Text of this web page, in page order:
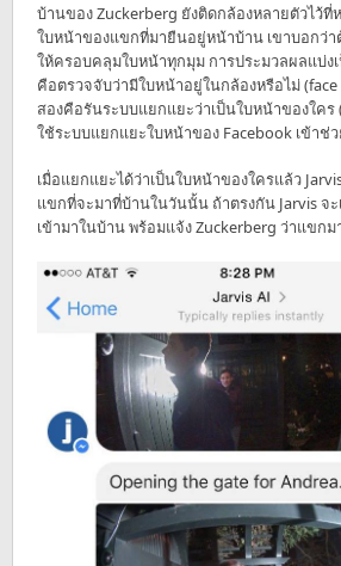
บ้านของ Zuckerberg ยังติดกล้องหลายตัวไว้ที่
ใบหน้าของแขกที่มายืนอยู่หน้าบ้าน เขาบอกว่า
ให้ครอบคลุมใบหน้าทุกมุม การประมวลผลแบ่ง
คือตรวจจับว่ามีใบหน้าอยู่ในกล้องหรือไม่
สองคือรันระบบแยกแยะว่าเป็นใบหน้าของใคร
ใช้ระบบแยกแยะใบหน้าของ Facebook เข้าช่
เมื่อแยกแยะได้ว่าเป็นใบหน้าของใครแล้ว
แขกที่จะมาที่บ้านในวันนั้น ถ้าตรงกัน Jarvis จ
เข้ามาในบ้าน พร้อมแจ้ง Zuckerberg ว่าแขกม